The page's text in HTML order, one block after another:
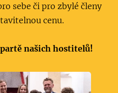
sebe či pro zbylé členy
cenu.
našich hostitelů!